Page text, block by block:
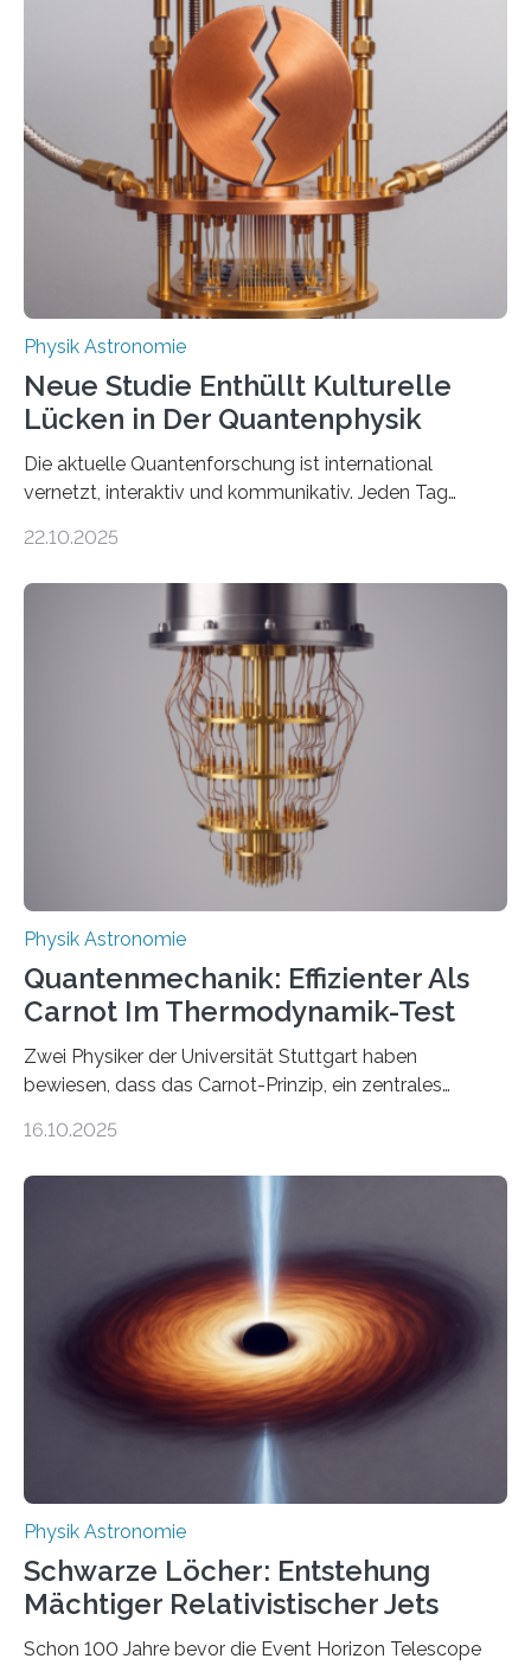
Messungen verwenden. Das hatte man jahrzehntelang
vermutet, weltweit war nach den passenden
Atomkern-Zuständen gesucht worden, 2024 gelang
einem Team der TU Wien mit Unterstützung
internationaler Partner der entscheidende Durchbruch:
Der lange diskutierte Thorium-Kernübergang wurde
gefunden. Kurz darauf konnte man zeigen, dass sich
Thorium tatsächlich nutzen lässt, um hochpräzise…
Physik Astronomie
Neue Studie Enthüllt Kulturelle
Lücken in Der Quantenphysik
Die aktuelle Quantenforschung ist international
vernetzt, interaktiv und kommunikativ. Jeden Tag
oft von Autor*innen, die eng zusammenarbeiten. Neue
werden schnell weiterentwickelt. Dies ist der Alltag in
der Forschung der Quantentheorie, die dieses Jahr 100
Jahre alt geworden ist, weshalb die UNESCO 2025 zum
Internationalen Jahr der Quantenwissenschaft und -
technologie ausgerufen hat. Doch nun hat eine
internationale Forschungsgruppe um den
22.10.2025
Physik Astronomie
Quantenmechanik: Effizienter Als
Carnot Im Thermodynamik-Test
Zwei Physiker der Universität Stuttgart haben
bewiesen, dass das Carnot-Prinzip, ein zentrales
Größenordnung von Atomen gilt, deren physikalische
Quantenmotoren voranbringen. Das
Wissenschaftsjournal Science Advances veröffentlichte
die Herleitung. (DOI: 10.1126/sciadv.adw8462)
Verbrennungsmotoren oder Dampfturbinen sind
Wärmekraftmaschinen: Sie wandeln thermische
Energie in mechanische Bewegung um – oder anders
ausgedrückt, Wärme in Bewegung. In
quantenmechanischen Experimenten ist es in den…
16.10.2025
Physik Astronomie
Schwarze Löcher: Entstehung
Mächtiger Relativistischer Jets
Schon 100 Jahre bevor die Event Horizon Telescope